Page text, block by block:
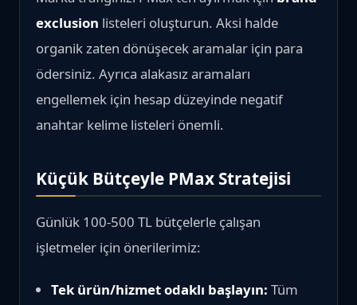
exclusion listeleri oluşturun. Aksi halde
organik zaten dönüşecek aramalar için para
ödersiniz. Ayrıca alakasız aramaları
engellemek için hesap düzeyinde negatif
anahtar kelime listeleri önemli.
Küçük Bütçeyle PMax Stratejisi
Günlük 100-500 TL bütçelerle çalışan
işletmeler için önerilerimiz:
Tek ürün/hizmet odaklı başlayın: Tüm